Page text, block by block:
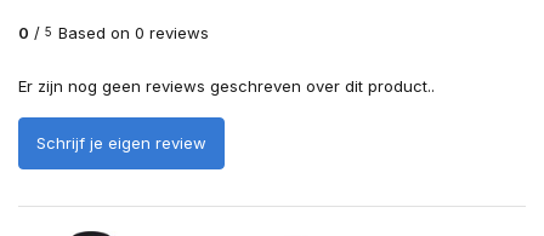
0 / 5 Based on 0 reviews
Er zijn nog geen reviews geschreven over dit product..
Schrijf je eigen review